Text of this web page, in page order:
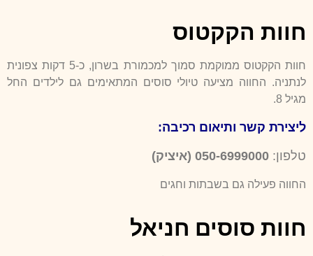
חוות הקקטוס
חוות הקקטוס ממוקמת סמוך למכמורת בשרון, כ-5 דקות צפונית
לנתניה. החווה מציעה טיולי סוסים המתאימים גם לילדים החל
מגיל 8.
ליצירת קשר ותיאום רכיבה:
טלפון: 050-6999000 (איציק)
החווה פעילה גם בשבתות וחגים
חוות סוסים חניאל